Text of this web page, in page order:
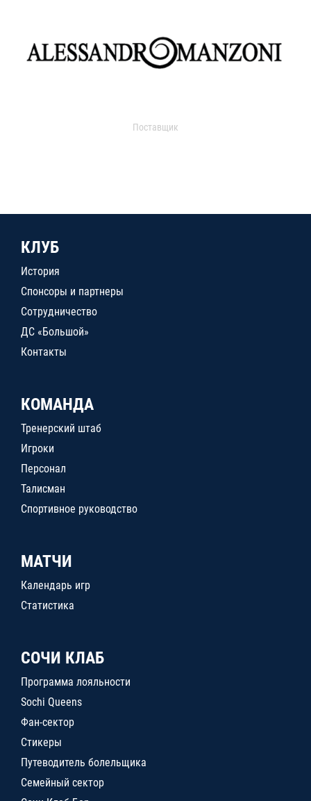
Поставщик
КЛУБ
История
Спонсоры и партнеры
Сотрудничество
ДС «Большой»
Контакты
КОМАНДА
Тренерский штаб
Игроки
Персонал
Талисман
Спортивное руководство
МАТЧИ
Календарь игр
Статистика
СОЧИ КЛАБ
Программа лояльности
Sochi Queens
Фан-сектор
Стикеры
Путеводитель болельщика
Семейный сектор